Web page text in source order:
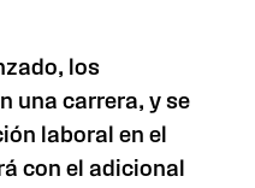
los
una carrera, y se
laboral en el
con el adicional